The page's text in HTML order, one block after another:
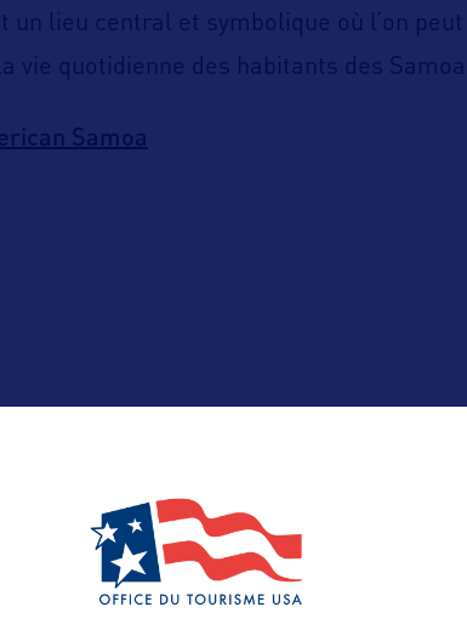
un lieu central et symbolique où l’on peut
vie quotidienne des habitants des
Samoa